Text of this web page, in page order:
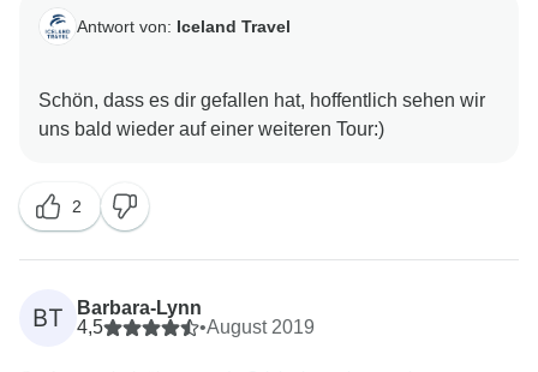
Antwort von: Iceland Travel
Schön, dass es dir gefallen hat, hoffentlich sehen wir
2
BT
Barbara-Lynn
4,5
•August 2019